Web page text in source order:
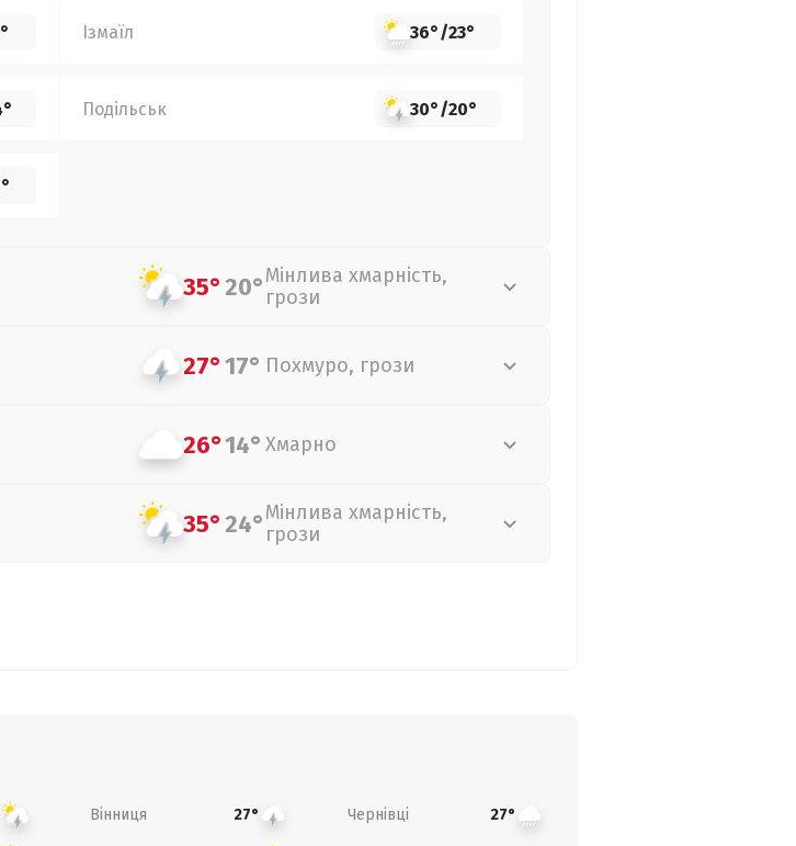
Ізмаїл 36°/23°
Подільськ 30°/20°
35°20°Мінлива хмарність,
грози
27°17° Похмуро, грози
26°14° Хмарно
35°24°Мінлива хмарність,
грози
Вінниця 27° Чернівці 27°